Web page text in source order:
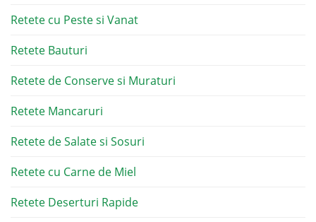
Retete cu Peste si Vanat
Retete Bauturi
Retete de Conserve si Muraturi
Retete Mancaruri
Retete de Salate si Sosuri
Retete cu Carne de Miel
Retete Deserturi Rapide